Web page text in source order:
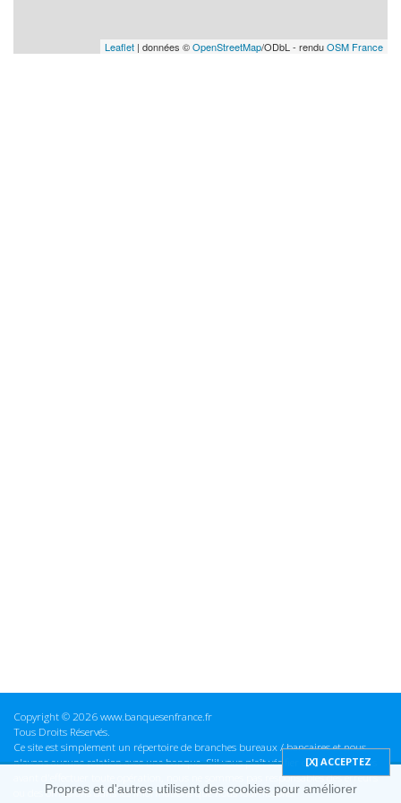
Leaflet | données ©OpenStreetMap/ODbL - renduOSM France
Copyright © 2026 www.banquesenfrance.fr
Tous Droits Réservés.
Ce site est simplement un répertoire de branches bureaux / bancaires et nous
n'avons aucune relation avec une banque. S'il vous plaît vérifier ces informations
avant d'effectuer toute opération, nous ne sommes pas responsables des erreurs
ou des omissions dans les informations que nous fournissons.
Propres et d'autres utilisent des cookies pour améliorer